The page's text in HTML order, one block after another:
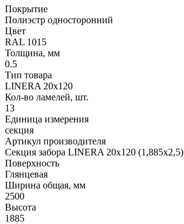
Покрытие
Полиэстр односторонний
Цвет
RAL 1015
Толщина, мм
0.5
Тип товара
LINERA 20х120
Кол-во ламелей, шт.
13
Единица измерения
секция
Артикул производителя
Секция забора LINERA 20х120 (1,885х2,5)
Поверхность
Глянцевая
Ширина общая, мм
2500
Высота
1885